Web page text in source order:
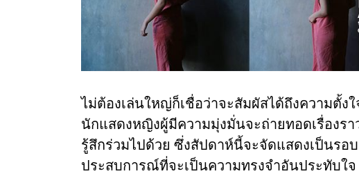
ไม่ต้องเล่นใหญ่ก็เชื่อว่าจะสัมผัสได้ถึงความตั้ง
นักแสดงหญิงผู้มีความมุ่งมั่นจะถ่ายทอดเรื่องร
รู้สึกร่วมไปด้วย ซึ่งสัปดาห์นี้จะจัดแสดงเป็นรอ
ประสบการณ์ที่จะเป็นความทรงจำอันประทับใจ